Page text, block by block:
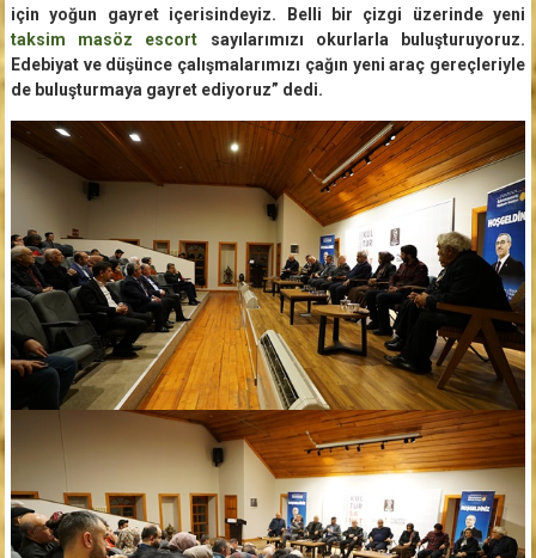
için yoğun gayret içerisindeyiz. Belli bir çizgi üzerinde yeni
taksim masöz escort sayılarımızı okurlarla buluşturuyoruz.
Edebiyat ve düşünce çalışmalarımızı çağın yeni araç gereçleriyle
de buluşturmaya gayret ediyoruz” dedi.